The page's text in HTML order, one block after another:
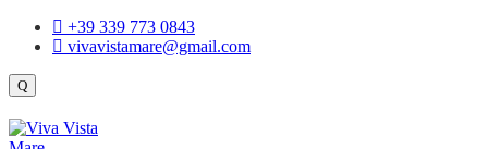
+39 339 773 0843
vivavistamare@gmail.com